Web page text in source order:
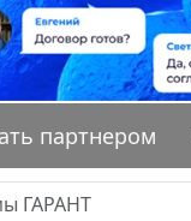
партнером